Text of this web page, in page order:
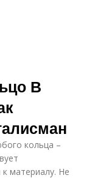
В
кольца –
материалу. Не